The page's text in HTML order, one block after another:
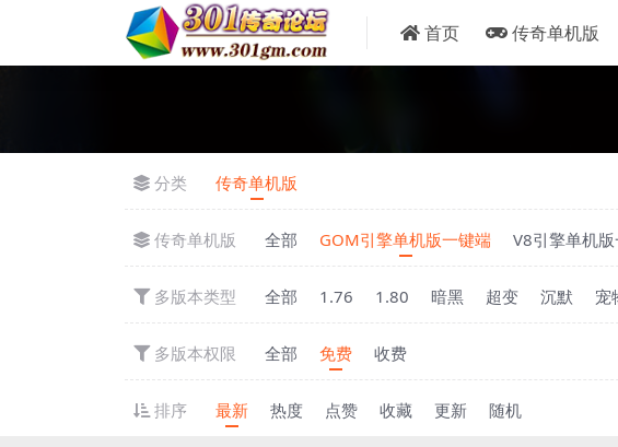
首页 传奇单机版
分类 传奇单机版
传奇单机版 全部 GOM引擎单机版一键端 V8引擎单机
多版本类型 全部 1.76 1.80 暗黑 超变 沉默 宠
多版本权限 全部 免费 收费
排序 最新 热度 点赞 收藏 更新 随机